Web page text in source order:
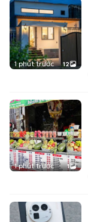
1 phút trước 12
1 phút trước 1